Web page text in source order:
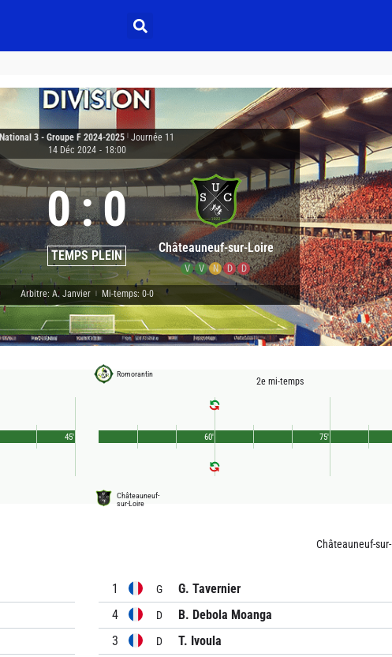
National 3 - Groupe F 2024-2025 Journée 11
14 Déc 2024 - 18:00
0:0
TEMPS PLEIN Châteauneuf-sur-Loire
V V N D D
Arbitre: A. Janvier Mi-temps: 0-0
45'
Romorantin
2e mi-temps
Châteauneuf-
sur-Loire
60' 75'
Châteauneuf-
1 G
G. Tavernier
4
D
B. Debola Moanga
3
D
T. Ivoula